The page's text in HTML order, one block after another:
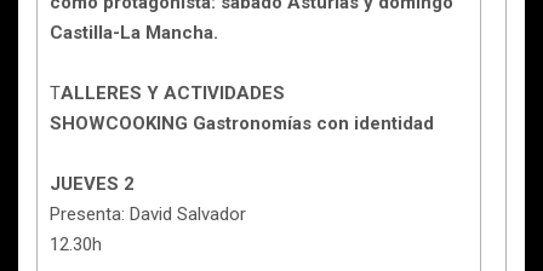
Castilla-La Mancha.
TALLERES Y ACTIVIDADES
SHOWCOOKING Gastronomías con identidad
JUEVES 2
Presenta: David Salvador
12.30h